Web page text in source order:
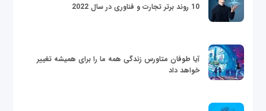
10 روند برتر تجارت و فناوری در سال 2022
آیا طوفان متاورس زندگی همه ما را برای همیشه تغییر
خواهد داد